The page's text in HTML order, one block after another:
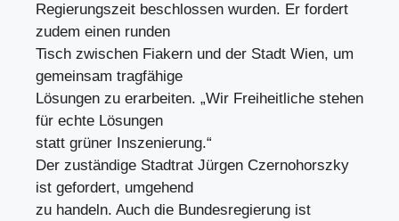
Regierungszeit beschlossen wurden. Er fordert
zudem einen runden
Tisch zwischen Fiakern und der Stadt Wien, um
gemeinsam tragfähige
Lösungen zu erarbeiten. „Wir Freiheitliche stehen
für echte Lösungen
statt grüner Inszenierung.“
Der zuständige Stadtrat Jürgen Czernohorszky
ist gefordert, umgehend
zu handeln. Auch die Bundesregierung ist